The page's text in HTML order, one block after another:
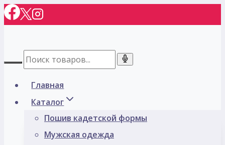
Перейти
к
Главная
Каталог
Пошив кадетской формы
Мужская одежда